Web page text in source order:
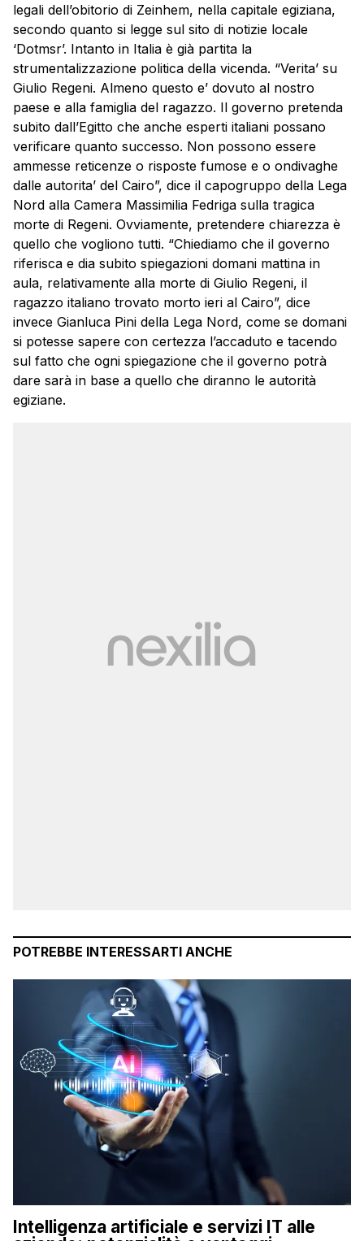
legali dell’obitorio di Zeinhem, nella capitale egiziana,
secondo quanto si legge sul sito di notizie locale
‘Dotmsr’. Intanto in Italia è già partita la
strumentalizzazione politica della vicenda. “Verita’ su
Giulio Regeni. Almeno questo e’ dovuto al nostro
paese e alla famiglia del ragazzo. Il governo pretenda
subito dall’Egitto che anche esperti italiani possano
verificare quanto successo. Non possono essere
ammesse reticenze o risposte fumose e o ondivaghe
dalle autorita’ del Cairo”, dice il capogruppo della Lega
Nord alla Camera Massimilia Fedriga sulla tragica
morte di Regeni. Ovviamente, pretendere chiarezza è
quello che vogliono tutti. “Chiediamo che il governo
riferisca e dia subito spiegazioni domani mattina in
aula, relativamente alla morte di Giulio Regeni, il
ragazzo italiano trovato morto ieri al Cairo”, dice
invece Gianluca Pini della Lega Nord, come se domani
si potesse sapere con certezza l’accaduto e tacendo
sul fatto che ogni spiegazione che il governo potrà
dare sarà in base a quello che diranno le autorità
egiziane.
POTREBBE INTERESSARTI ANCHE
Intelligenza artificiale e servizi IT alle